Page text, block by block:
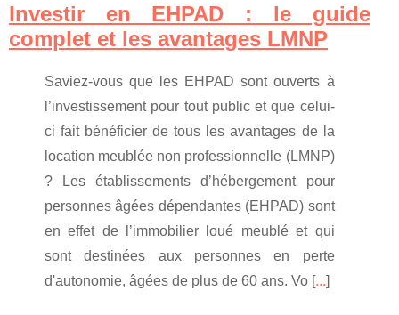
Investir en EHPAD : le guide
complet et les avantages LMNP
Saviez-vous que les EHPAD sont ouverts à
l’investissement pour tout public et que celui-
ci fait bénéficier de tous les avantages de la
location meublée non professionnelle (LMNP)
? Les établissements d’hébergement pour
personnes âgées dépendantes (EHPAD) sont
en effet de l’immobilier loué meublé et qui
sont destinées aux personnes en perte
d'autonomie, âgées de plus de 60 ans. Vo [...]